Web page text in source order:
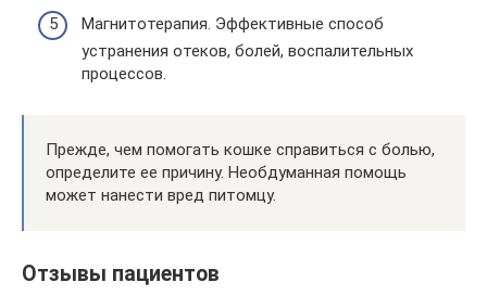
Магнитотерапия. Эффективные способ
устранения отеков, болей, воспалительных
процессов.
Прежде, чем помогать кошке справиться с болью,
определите ее причину. Необдуманная помощь
может нанести вред питомцу.
Отзывы пациентов